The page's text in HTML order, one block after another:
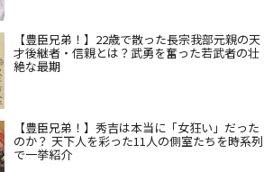
【豊臣兄弟！】22歳で散った長宗我部元親の天
才後継者・信親とは？武勇を奮った若武者の壮
絶な最期
【豊臣兄弟！】秀吉は本当に「女狂い」だった
のか？ 天下人を彩った11人の側室たちを時系列
で一挙紹介